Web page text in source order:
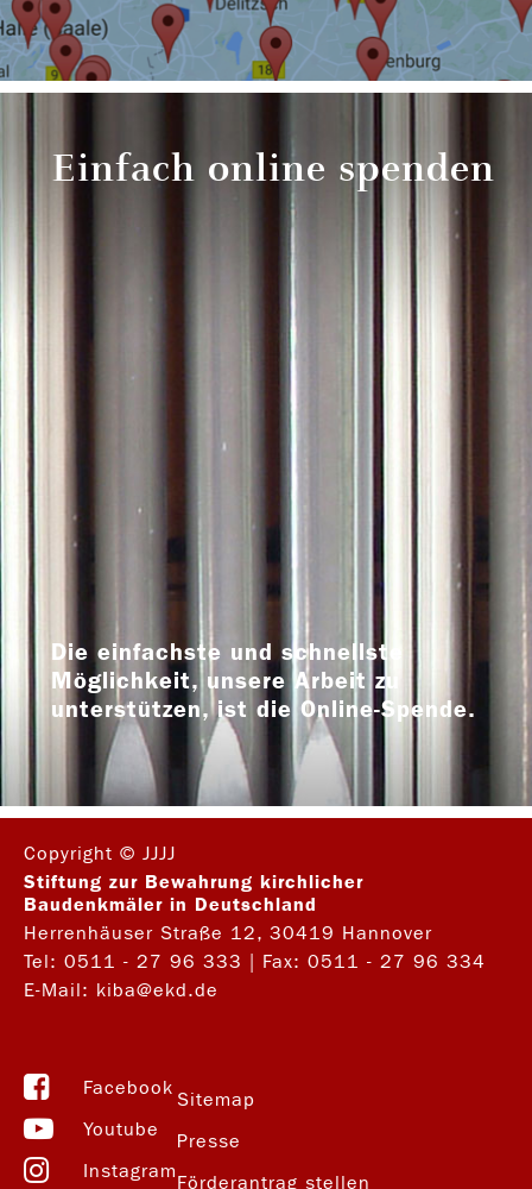
Einfach online spenden
Die einfachste und schnellste
Möglichkeit, unsere Arbeit zu
unterstützen, ist die Online-Spende.
Copyright © JJJJ
Stiftung zur Bewahrung kirchlicher
Baudenkmäler in Deutschland
Herrenhäuser Straße 12, 30419 Hannover
Tel: 0511 - 27 96 333
| Fax: 0511 - 27 96 334
E-Mail: kiba@ekd.de
Facebook
Youtube
Instagram
Sitemap
Presse
Förderantrag stellen